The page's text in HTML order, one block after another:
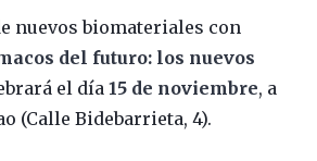
nuevos biomateriales con
del futuro: los nuevos
el día15 de noviembre, a
(Calle Bidebarrieta, 4).